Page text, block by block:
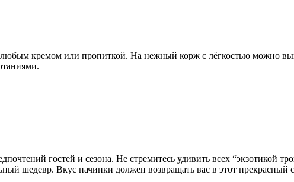
кремом или пропиткой. На нежный корж с лёгкостью можно
гостей и сезона. Не стремитесь удивить всех “экзотикой
шедевр. Вкус начинки должен возвращать вас в этот прекрасный